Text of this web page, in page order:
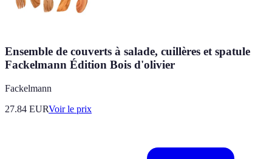
Ensemble de couverts à salade, cuillères et spatule
Fackelmann Édition Bois d'olivier
Fackelmann
27.84 EURVoir le prix